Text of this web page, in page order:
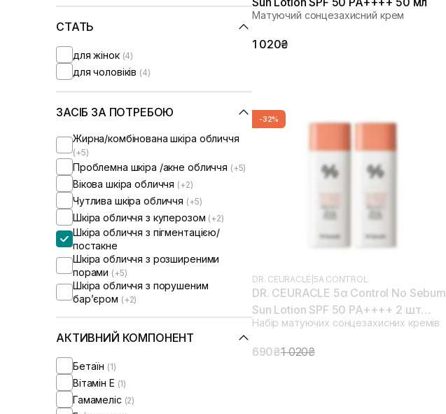
СТАТЬ
для жінок (4)
для чоловіків (4)
ЗАСІБ ЗА ПОТРЕБОЮ
Жирна/комбінована шкіра обличчя
(+5)
Проблемна шкіра /акне обличчя (+5)
Вікова шкіра обличчя (+2)
Чутлива шкіра обличчя (+5)
Шкіра обличчя з куперозом (+2)
Шкіра обличчя з пігментацією/
постакне
Шкіра обличчя з розширеними
порами (+5)
Шкіра обличчя з порушеним
барʼєром (+2)
АКТИВНИЙ КОМПОНЕНТ
Бетаїн (1)
Вітамін Е (1)
Гамамеліс (2)
Матуючий сонцезахисний крем
1 020₴
-32%
DR. CEURACLE 5Α CONTROL
DR. CEURACLE 5α Control No Sebum
Sun Lotion SPF 50 PA++++ 2 шт
(термін до 09.04.2026)
Набір матуючих сонцезахисних кремів
690₴1 020₴